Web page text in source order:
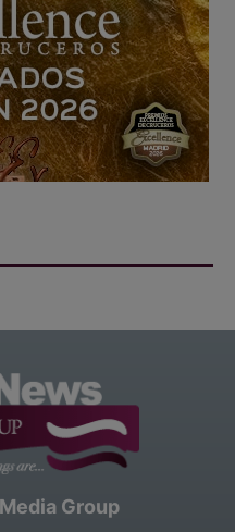
Group